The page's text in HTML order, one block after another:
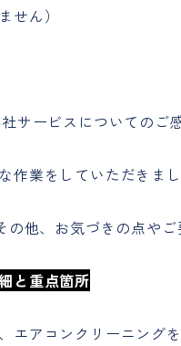
せん）
社サービスについてのご
作業をしていただきまし
の他、お気づきの点や
と重点箇所
エアコンクリーニング